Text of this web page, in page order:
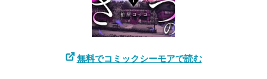
無料でコミックシーモアで読む